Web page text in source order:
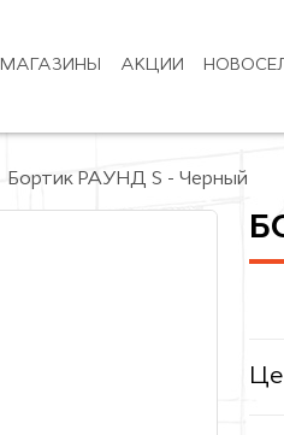
МАГАЗИНЫ АКЦИИ
Бортик РАУНД S - Черный